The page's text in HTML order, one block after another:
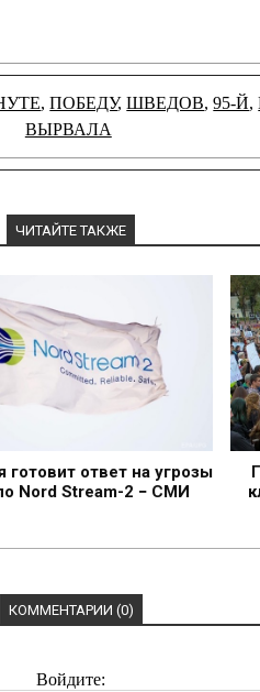
,ПОБЕДУ,ШВЕДОВ,95-Й,
ВЫРВАЛА
ЧИТАЙТЕ ТАКЖЕ
готовит ответ на угрозы
Nord Stream-2 − СМИ
КОММЕНТАРИИ (0)
Войдите: